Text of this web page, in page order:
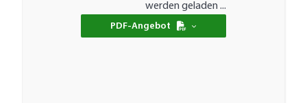
werden geladen ...
PDF-Angebot